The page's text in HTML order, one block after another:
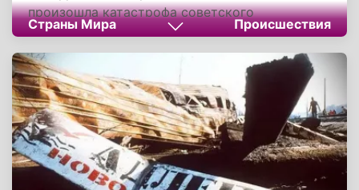
произошла катастрофа советского
сверхзвукового авиалайнера Ту-144. Самолет
выполнял показательный полет, когда на
глазах нескольких сотен тысяч зрителей
внезапно перешел в пике, а через несколько
секунд разрушился в воздухе и упал на жилые
районы городка Гуссенвиль.
Страны Мира Происшествия